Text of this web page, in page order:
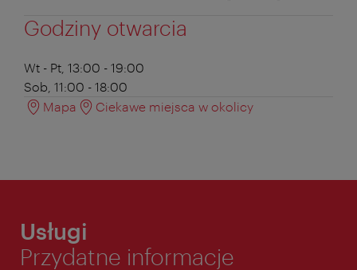
Godziny otwarcia
Wt - Pt, 13:00 - 19:00
Sob, 11:00 - 18:00
Mapa
Ciekawe miejsca w okolicy
Usługi
Przydatne informacje